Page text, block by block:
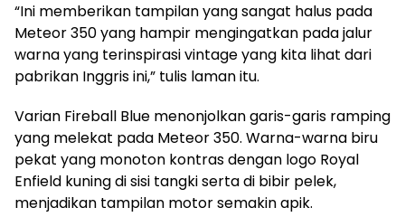
“Ini memberikan tampilan yang sangat halus pada
Meteor 350 yang hampir mengingatkan pada jalur
warna yang terinspirasi vintage yang kita lihat dari
pabrikan Inggris ini,” tulis laman itu.
Varian Fireball Blue menonjolkan garis-garis ramping
yang melekat pada Meteor 350. Warna-warna biru
pekat yang monoton kontras dengan logo Royal
Enfield kuning di sisi tangki serta di bibir pelek,
menjadikan tampilan motor semakin apik.